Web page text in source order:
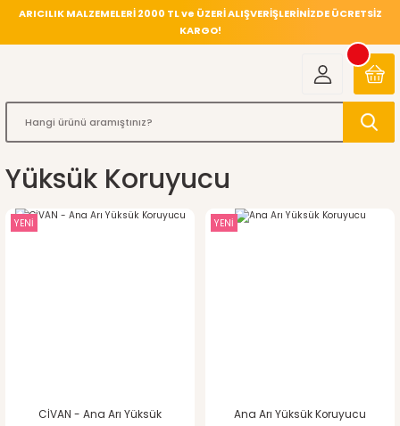
ARICILIK MALZEMELERİ 2000 TL ve ÜZERİ ALIŞVERİŞLERİNİZDE ÜCRETSİZ
KARGO!
Yüksük Koruyucu
YENİ
CİVAN - Ana Arı Yüksük
YENİ
Ana Arı Yüksük Koruyucu